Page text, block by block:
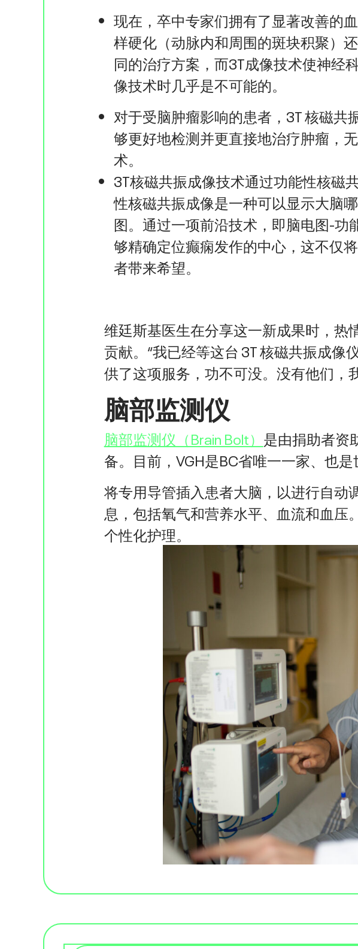
现在，卒中专家们拥有了显著改善的
样硬化（动脉内和周围的斑块积聚）
同的治疗方案，而3T成像技术使神经
像技术时几乎是不可能的。
对于受脑肿瘤影响的患者，3T 核磁
够更好地检测并更直接地治疗肿瘤，
术。
3T核磁共振成像技术通过功能性核磁
性核磁共振成像是一种可以显示大脑
图。通过一项前沿技术，即脑电图-功
够精确定位癫痫发作的中心，这不仅
者带来希望。
维廷斯基医生在分享这一新成果时，热
贡献。“我已经等这台 3T 核磁共振成
供了这项服务，功不可没。没有他们，
脑部监测仪
脑部监测仪（Brain Bolt） 是由捐助者资
备。目前，VGH是BC省唯一一家、也
将专用导管插入患者大脑，以进行自动
息，包括氧气和营养水平、血流和血
个性化护理。